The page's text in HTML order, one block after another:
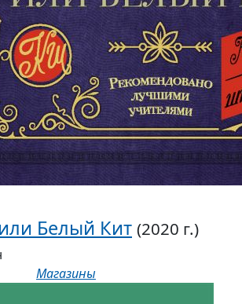
Белый Кит (2020 г.)
Магазины